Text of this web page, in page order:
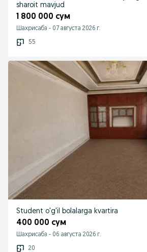
sharoit mavjud
1 800 000 сум
Шахрисабз - 07 августа 2026 г.
55
Student o'g'il bolalarga kvartira
400 000 сум
Шахрисабз - 06 августа 2026 г.
20